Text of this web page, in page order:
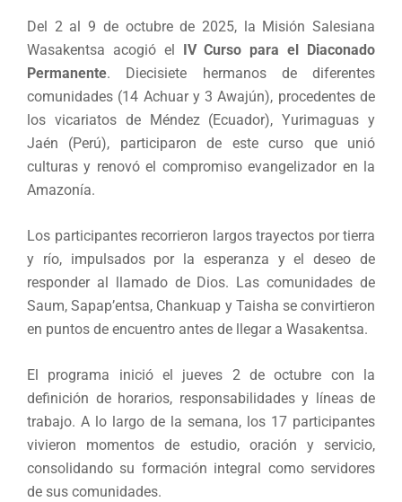
Del 2 al 9 de octubre de 2025, la Misión Salesiana
Wasakentsa acogió el
IV Curso para el Diaconado
Permanente. Diecisiete hermanos de diferentes
comunidades (14 Achuar y 3 Awajún), procedentes de
los vicariatos de Méndez (Ecuador), Yurimaguas y
Jaén (Perú), participaron de este curso que unió
culturas y renovó el compromiso evangelizador en la
Amazonía.
Los participantes recorrieron largos trayectos por tierra
y río, impulsados por la esperanza y el deseo de
responder al llamado de Dios. Las comunidades de
Saum, Sapap’entsa, Chankuap y Taisha se convirtieron
en puntos de encuentro antes de llegar a Wasakentsa.
El programa inició el jueves 2 de octubre con la
definición de horarios, responsabilidades y líneas de
trabajo. A lo largo de la semana, los 17 participantes
vivieron momentos de estudio, oración y servicio,
consolidando su formación integral como servidores
de sus comunidades.